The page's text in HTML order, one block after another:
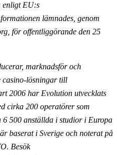
enligt EU:s
lämnades, genom
för offentliggörande den 25
marknadsför och
casino-lösningar till
2006 har Evolution utvecklats
cirka 200 operatörer som
500 anställda i studior i Europa
baserat i Sverige och noterat på
Besök